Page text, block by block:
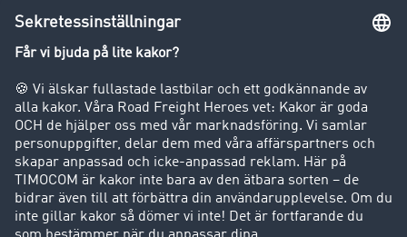
Körförbud för lastbilar
Företag
Kunder värvar kunder
Success Stories
Support